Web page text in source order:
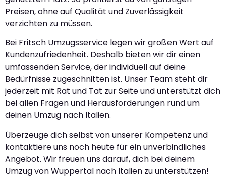
Preisen, ohne auf Qualität und Zuverlässigkeit
verzichten zu müssen.
Bei Fritsch Umzugsservice legen wir großen Wert auf
Kundenzufriedenheit. Deshalb bieten wir dir einen
umfassenden Service, der individuell auf deine
Bedürfnisse zugeschnitten ist. Unser Team steht dir
jederzeit mit Rat und Tat zur Seite und unterstützt dich
bei allen Fragen und Herausforderungen rund um
deinen Umzug nach Italien.
Überzeuge dich selbst von unserer Kompetenz und
kontaktiere uns noch heute für ein unverbindliches
Angebot. Wir freuen uns darauf, dich bei deinem
Umzug von Wuppertal nach Italien zu unterstützen!